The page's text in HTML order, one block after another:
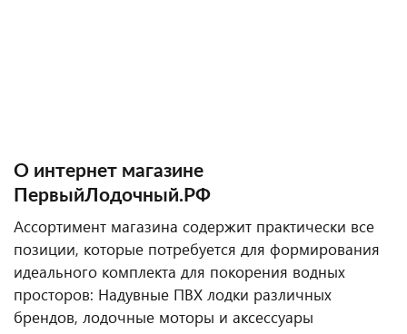
О интернет магазине
ПервыйЛодочный.РФ
Ассортимент магазина содержит практически все
позиции, которые потребуется для формирования
идеального комплекта для покорения водных
просторов: Надувные ПВХ лодки различных
брендов, лодочные моторы и аксессуары